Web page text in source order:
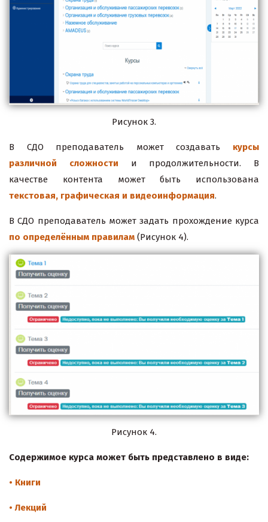
Рисунок 3.
В СДО преподаватель может создавать курсы
различной сложности
и продолжительности. В
качестве контента может быть использована
текстовая, графическая и видеоинформация.
В СДО преподаватель может задать прохождение курса
по определённым правилам (Рисунок 4).
Рисунок 4.
Содержимое курса может быть представлено в виде:
• Книги
• Лекций